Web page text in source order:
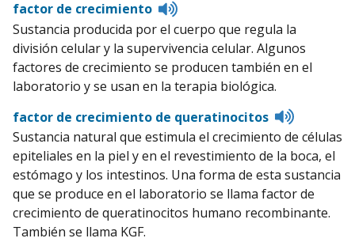
factor de crecimiento
Listen
pronunciation
Sustancia producida por el cuerpo que regula la
división celular y la supervivencia celular. Algunos
factores de crecimiento se producen también en el
laboratorio y se usan en la terapia biológica.
factor de crecimiento de queratinocitos
Listen
Sustancia natural que estimula el crecimiento de células
epiteliales en la piel y en el revestimiento de la boca, el
estómago y los intestinos. Una forma de esta sustancia
que se produce en el laboratorio se llama factor de
crecimiento de queratinocitos humano recombinante.
También se llama KGF.